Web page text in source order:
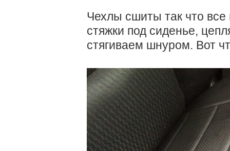
Чехлы сшиты так что
стяжки под сиденье,
стягиваем шнуром. Вот